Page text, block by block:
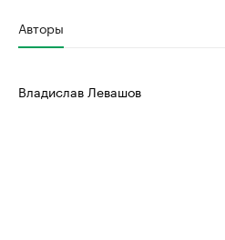
Авторы
Владислав Левашов